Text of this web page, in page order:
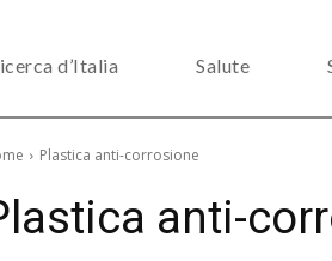
d’Italia Salute
Plastica anti-corrosione
anti-